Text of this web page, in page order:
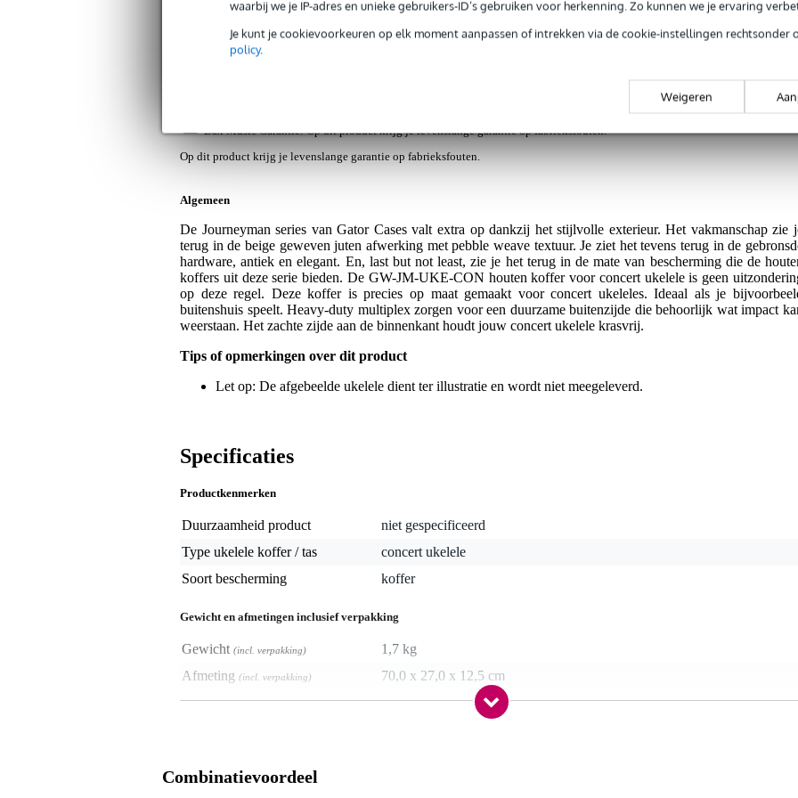
waarbij we je IP-adres en unieke gebruikers-ID’s gebruiken voor herkenning. Zo kunnen we je ervaring
Je kunt je cookievoorkeuren op elk moment aanpassen of intrekken via de cookie-instellingen rechtsonder
policy.
Weigeren
Productinformatie Video's (1) Reviews(1)
Gator Cases GW-JM-UKE-CON houten koffer voor concert ukelele
Bax Music Garantie: Op dit product krijg je levenslange garantie op fabrieksfouten.
Op dit product krijg je levenslange garantie op fabrieksfouten.
Algemeen
De Journeyman series van Gator Cases valt extra op dankzij het stijlvolle exterieur. Het vakmanschap zie
terug in de beige geweven juten afwerking met pebble weave textuur. Je ziet het tevens terug in de
hardware, antiek en elegant. En, last but not least, zie je het terug in de mate van bescherming die de
koffers uit deze serie bieden. De GW-JM-UKE-CON houten koffer voor concert ukelele is geen
op deze regel. Deze koffer is precies op maat gemaakt voor concert ukeleles. Ideaal als je
buitenshuis speelt. Heavy-duty multiplex zorgen voor een duurzame buitenzijde die behoorlijk wat impact
weerstaan. Het zachte zijde aan de binnenkant houdt jouw concert ukelele krasvrij.
Tips of opmerkingen over dit product
Let op: De afgebeelde ukelele dient ter illustratie en wordt niet meegeleverd.
Specificaties
Productkenmerken
Duurzaamheid product
niet gespecificeerd
Type ukelele koffer / tas
concert ukelele
Soort bescherming
koffer
Gewicht en afmetingen inclusief verpakking
Gewicht (incl. verpakking)
1,7 kg
Afmeting (incl. verpakking) 70,0 x 27,0 x 12,5 cm
materiaal: hout
Combinatievoordeel